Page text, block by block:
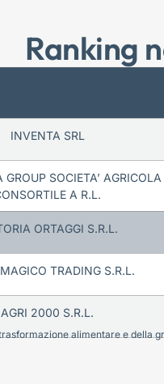
Ranking
INVENTA SRL
GROUP SOCIETA’ AGRICOLA
A R.L.
ORTAGGI S.R.L.
TRADING S.R.L.
AGRI 2000 S.R.L.
alimentare e della